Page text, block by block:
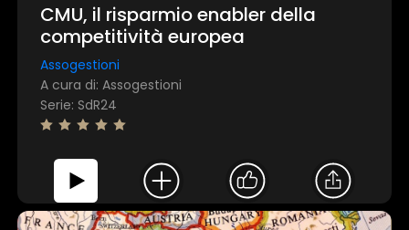
CMU, il risparmio enabler della
competitività europea
Assogestioni
A cura di: Assogestioni
Serie: SdR24